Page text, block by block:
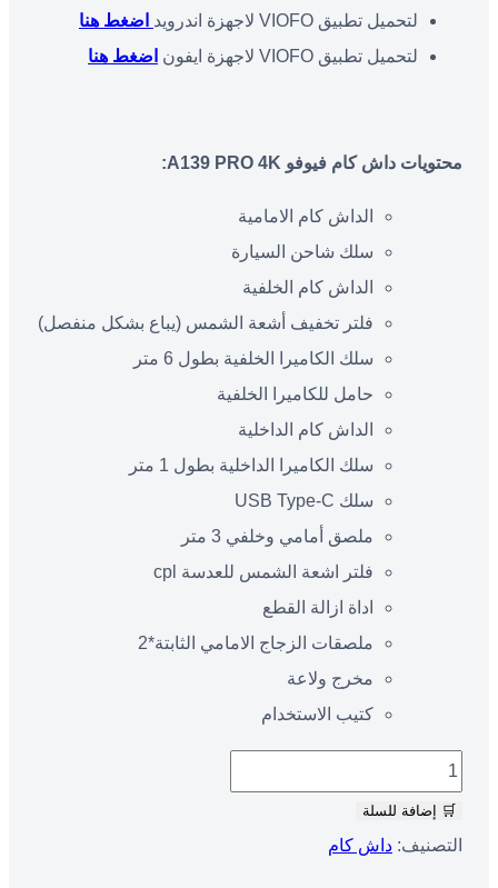
لتحميل تطبيق VIOFO لاجهزة اندرويد
اضغط هنا
لتحميل تطبيق VIOFO لاجهزة ايفون
اضغط هنا
محتويات داش كام فيوفو A139 PRO 4K:
الداش كام الامامية
سلك شاحن السيارة
الداش كام الخلفية
فلتر تخفيف أشعة الشمس (يباع بشكل منفصل)
سلك الكاميرا الخلفية بطول 6 متر
حامل للكاميرا الخلفية
الداش كام الداخلية
سلك الكاميرا الداخلية بطول 1 متر
سلك USB Type-C
ملصق أمامي وخلفي 3 متر
فلتر اشعة الشمس للعدسة cpl
اداة ازالة القطع
ملصقات الزجاج الامامي الثابتة*2
مخرج ولاعة
كتيب الاستخدام
🛒 إضافة للسلة
التصنيف: داش كام